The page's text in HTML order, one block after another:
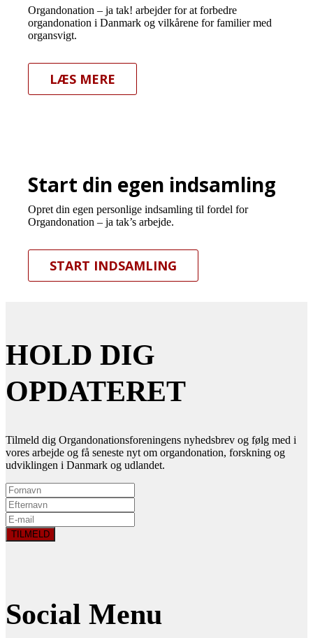
Organdonation – ja tak! arbejder for at forbedre
organdonation i Danmark og vilkårene for familier med
organsvigt.
LÆS MERE
Start din egen indsamling
Opret din egen personlige indsamling til fordel for
Organdonation – ja tak’s arbejde.
START INDSAMLING
HOLD DIG
OPDATERET
Tilmeld dig Organdonationsforeningens nyhedsbrev og følg med i
vores arbejde og få seneste nyt om organdonation, forskning og
udviklingen i Danmark og udlandet.
Social Menu